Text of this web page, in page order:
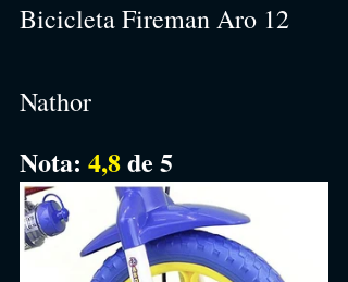
Bicicleta Fireman Aro 12
Nathor
Nota: 4,8de 5